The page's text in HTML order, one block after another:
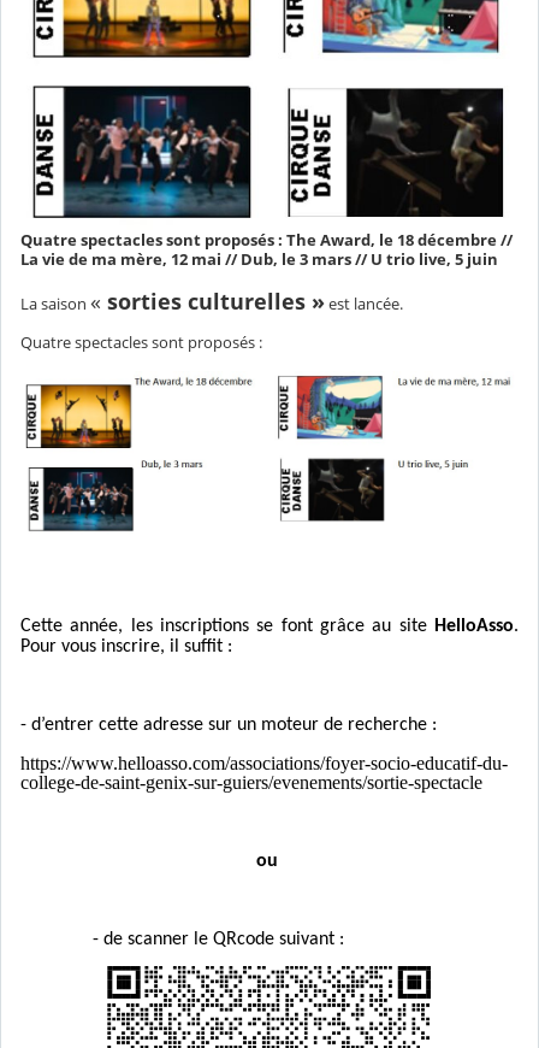
Quatre spectacles sont proposés : The Award, le 18 décembre //
La vie de ma mère, 12 mai // Dub, le 3 mars // U trio live, 5 juin
La saison « sorties culturelles »est lancée.
Quatre spectacles sont proposés :
Cette année, les inscriptions se font grâce au site HelloAsso.
Pour vous inscrire, il suffit :
- d’entrer cette adresse sur un moteur de recherche :
https://www.helloasso.com/associations/foyer-socio-educatif-du-
college-de-saint-genix-sur-guiers/evenements/sortie-spectacle
ou
- de scanner le QRcode suivant :